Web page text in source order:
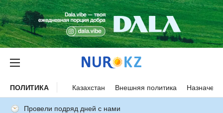
ПОЛИТИКА Казахстан Внешняя политика
Провели подряд дней с нами